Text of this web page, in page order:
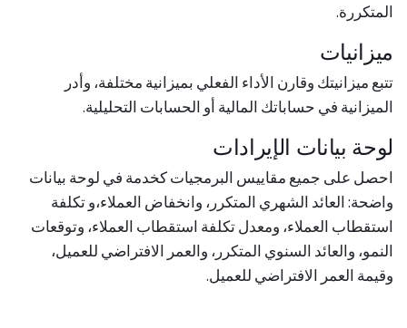
المتكررة.
ميزانيات
تتبع ميزانيتك وقارن الأداء الفعلي بميزانية مختلفة، وأدر
الميزانية في حساباتك المالية أو الحسابات التحليلية.
لوحة بيانات الإيرادات
احصل على جميع مقاييس البرمجيات كخدمة في لوحة بيانات
واضحة: العائد الشهري المتكرر، وانخفاض العملاء،و تكلفة
استقطاب العملاء، ومعدل تكلفة استقطاب العملاء، وتوقعات
النمو، والعائد السنوي المتكرر، والعمر الافتراضي للعميل،
وقيمة العمر الافتراضي للعميل.